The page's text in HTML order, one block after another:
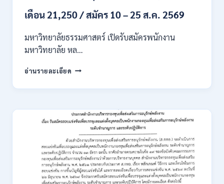
เดือน 21,250 / สมัคร 10 – 25 ส.ค. 2569
มหาวิทยาลัยธรรมศาสตร์ เปิดรับสมัครพนักงาน
มหาวิทยาลัย หล…
อ่านรายละเอียด มหาวิทยาลัย
เปิด
สมัคร
พนักงาน
มหาวิทยาลัย
หลาย
อัตรา
หลาย
ตำแหน่ง
/